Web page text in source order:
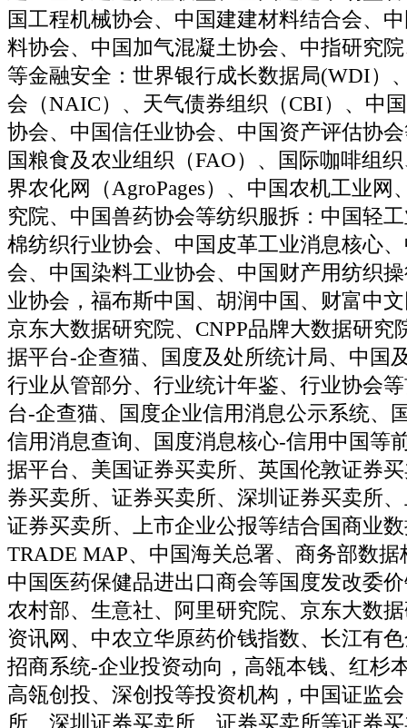
国工程机械协会、中国建建材料结合会、
料协会、中国加气混凝土协会、中指研究
等金融安全：世界银行成长数据局(WDI）
会（NAIC）、天气债券组织（CBI）、中
协会、中国信任业协会、中国资产评估协
国粮食及农业组织（FAO）、国际咖啡组
界农化网（AgroPages）、中国农机工业网
究院、中国兽药协会等纺织服拆：中国轻
棉纺织行业协会、中国皮革工业消息核心
会、中国染料工业协会、中国财产用纺织
业协会，福布斯中国、胡润中国、财富中
京东大数据研究院、CNPP品牌大数据研究
据平台-企查猫、国度及处所统计局、中国
行业从管部分、行业统计年鉴、行业协会
台-企查猫、国度企业信用消息公示系统、
信用消息查询、国度消息核心-信用中国等
据平台、美国证券买卖所、英国伦敦证券
券买卖所、证券买卖所、深圳证券买卖所
证券买卖所、上市企业公报等结合国商业
TRADE MAP、中国海关总署、商务部数
中国医药保健品进出口商会等国度发改委
农村部、生意社、阿里研究院、京东大数
资讯网、中农立华原药价钱指数、长江有
招商系统-企业投资动向，高瓴本钱、红杉
高瓴创投、深创投等投资机构，中国证监
所、深圳证券买卖所、证券买卖所等证券